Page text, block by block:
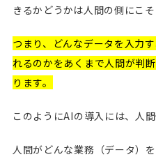
きるかどうかは人間の側にこそ
つまり、どんなデータを入力
れるのかをあくまで人間が判
ります。
このようにAIの導入には、人
人間がどんな業務（データ）